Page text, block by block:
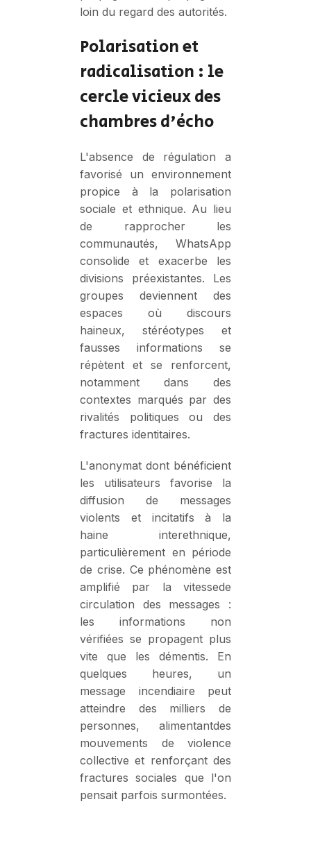
loin du regard des autorités.
Polarisation et
radicalisation : le
cercle vicieux des
chambres d'écho
L'absence de régulation a
favorisé un environnement
propice à la polarisation
sociale et ethnique. Au lieu
de rapprocher les
communautés, WhatsApp
consolide et exacerbe les
divisions préexistantes. Les
groupes deviennent des
espaces où discours
haineux, stéréotypes et
fausses informations se
répètent et se renforcent,
notamment dans des
contextes marqués par des
rivalités politiques ou des
fractures identitaires.
L'anonymat dont bénéficient
les utilisateurs favorise la
diffusion de messages
violents et incitatifs à la
haine interethnique,
particulièrement en période
de crise. Ce phénomène est
amplifié par la vitessede
circulation des messages :
les informations non
vérifiées se propagent plus
vite que les démentis. En
quelques heures, un
message incendiaire peut
atteindre des milliers de
personnes, alimentantdes
mouvements de violence
collective et renforçant des
fractures sociales que l'on
pensait parfois surmontées.